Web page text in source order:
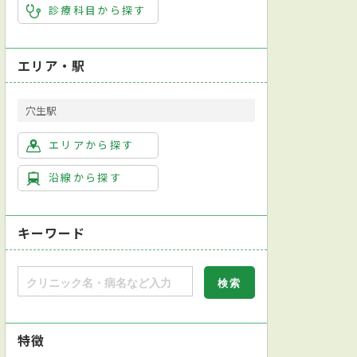
診療科目から探す
エリア・駅
穴生駅
エリアから探す
沿線から探す
キーワード
特徴